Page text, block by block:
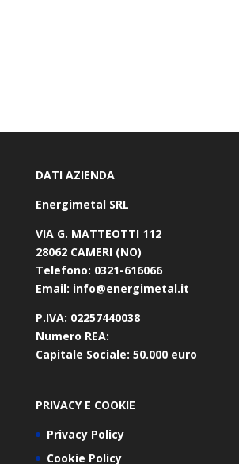
DATI AZIENDA
Energimetal SRL
VIA G. MATTEOTTI 112
28062 CAMERI (NO)
Telefono: 0321-616066
Email: info@energimetal.it
P.IVA: 02257440038
Numero REA:
Capitale Sociale: 50.000 euro
PRIVACY E COOKIE
Privacy Policy
Cookie Policy